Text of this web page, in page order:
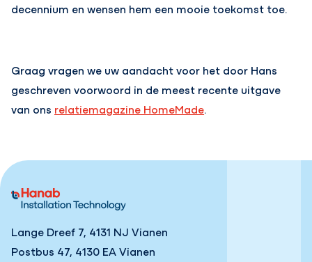
decennium en wensen hem een mooie toekomst toe.
Graag vragen we uw aandacht voor het door Hans
geschreven voorwoord in de meest recente uitgave
van ons relatiemagazine HomeMade.
Lange Dreef 7, 4131 NJ Vianen
Postbus 47, 4130 EA Vianen